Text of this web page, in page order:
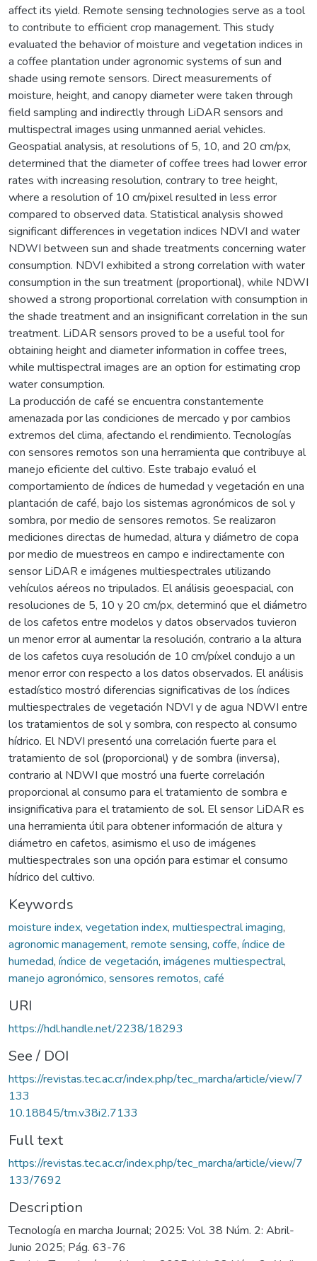
affect its yield. Remote sensing technologies serve as a tool
to contribute to efficient crop management. This study
evaluated the behavior of moisture and vegetation indices in
a coffee plantation under agronomic systems of sun and
shade using remote sensors. Direct measurements of
moisture, height, and canopy diameter were taken through
field sampling and indirectly through LiDAR sensors and
multispectral images using unmanned aerial vehicles.
Geospatial analysis, at resolutions of 5, 10, and 20 cm/px,
determined that the diameter of coffee trees had lower error
rates with increasing resolution, contrary to tree height,
where a resolution of 10 cm/pixel resulted in less error
compared to observed data. Statistical analysis showed
significant differences in vegetation indices NDVI and water
NDWI between sun and shade treatments concerning water
consumption. NDVI exhibited a strong correlation with water
consumption in the sun treatment (proportional), while NDWI
showed a strong proportional correlation with consumption in
the shade treatment and an insignificant correlation in the sun
treatment. LiDAR sensors proved to be a useful tool for
obtaining height and diameter information in coffee trees,
while multispectral images are an option for estimating crop
water consumption.
La producción de café se encuentra constantemente
amenazada por las condiciones de mercado y por cambios
extremos del clima, afectando el rendimiento. Tecnologías
con sensores remotos son una herramienta que contribuye al
manejo eficiente del cultivo. Este trabajo evaluó el
comportamiento de índices de humedad y vegetación en una
plantación de café, bajo los sistemas agronómicos de sol y
sombra, por medio de sensores remotos. Se realizaron
mediciones directas de humedad, altura y diámetro de copa
por medio de muestreos en campo e indirectamente con
sensor LiDAR e imágenes multiespectrales utilizando
vehículos aéreos no tripulados. El análisis geoespacial, con
resoluciones de 5, 10 y 20 cm/px, determinó que el diámetro
de los cafetos entre modelos y datos observados tuvieron
un menor error al aumentar la resolución, contrario a la altura
de los cafetos cuya resolución de 10 cm/píxel condujo a un
menor error con respecto a los datos observados. El análisis
estadístico mostró diferencias significativas de los índices
multiespectrales de vegetación NDVI y de agua NDWI entre
los tratamientos de sol y sombra, con respecto al consumo
hídrico. El NDVI presentó una correlación fuerte para el
tratamiento de sol (proporcional) y de sombra (inversa),
contrario al NDWI que mostró una fuerte correlación
proporcional al consumo para el tratamiento de sombra e
insignificativa para el tratamiento de sol. El sensor LiDAR es
una herramienta útil para obtener información de altura y
diámetro en cafetos, asimismo el uso de imágenes
multiespectrales son una opción para estimar el consumo
hídrico del cultivo.
Keywords
moisture index, vegetation index, multiespectral imaging,
agronomic management, remote sensing, coffe, índice de
humedad, índice de vegetación, imágenes multiespectral,
manejo agronómico, sensores remotos, café
URI
https://hdl.handle.net/2238/18293
See / DOI
https://revistas.tec.ac.cr/index.php/tec_marcha/article/view/7
133
10.18845/tm.v38i2.7133
Full text
https://revistas.tec.ac.cr/index.php/tec_marcha/article/view/7
133/7692
Description
Tecnología en marcha Journal; 2025: Vol. 38 Núm. 2: Abril-
Junio 2025; Pág. 63-76